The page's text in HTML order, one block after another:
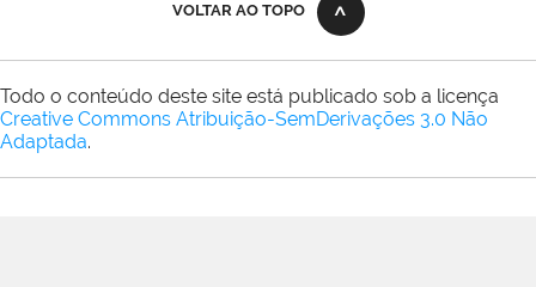
VOLTAR AO TOPO
Todo o conteúdo deste site está publicado sob a licença
Creative Commons Atribuição-SemDerivações 3.0 Não
Adaptada.